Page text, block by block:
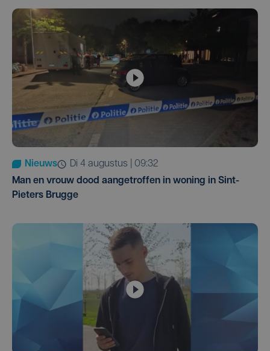
Nieuws
di 4 augustus | 09:32
Man en vrouw dood aangetroffen in woning in Sint-
Pieters Brugge